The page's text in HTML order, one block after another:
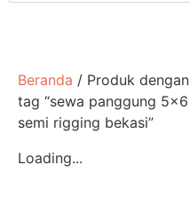
Beranda / Produk dengan
tag “sewa panggung 5x6
semi rigging bekasi”
Loading...